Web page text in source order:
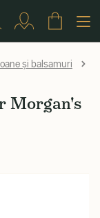
și balsamuri
Morgan's